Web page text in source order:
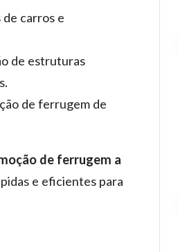
de carros e
de estruturas
de ferrugem de
de ferrugem a
e eficientes para